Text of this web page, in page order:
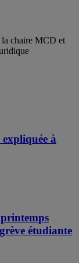
la chaire MCD et
à
étudiante